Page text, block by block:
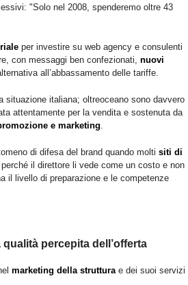
"Solo nel 2008, spenderemo oltre 43
per investire su web agency e consulenti
con messaggi ben confezionati, nuovi
all’abbassamento delle tariffe.
italiana; oltreoceano sono davvero
attentamente per la vendita e sostenuta da
e marketing.
di difesa del brand quando molti siti di
il direttore li vede come un costo e non
il livello di preparazione e le competenze
percepita dell’offerta
marketing della strutturae dei suoi servizi